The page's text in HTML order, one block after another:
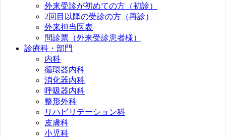
外来受診が初めての方（初診）
2回目以降の受診の方（再診）
外来担当医表
問診票（外来受診患者様）
診療科・部門
内科
循環器内科
消化器内科
呼吸器内科
整形外科
リハビリテーション科
皮膚科
小児科